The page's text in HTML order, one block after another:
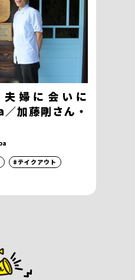
婦に会いに
加藤剛さん・
#テイクアウト